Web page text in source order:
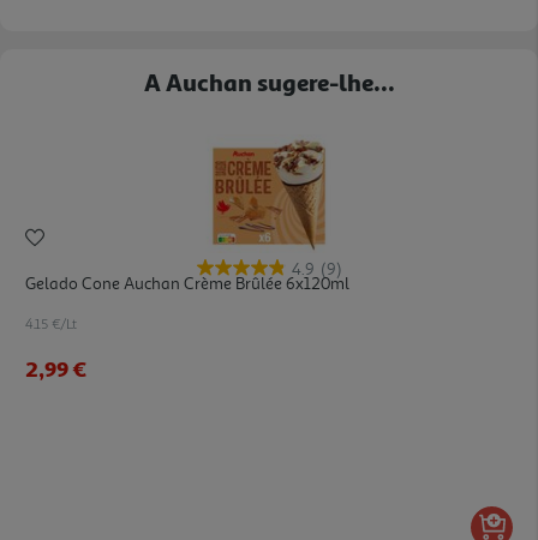
A Auchan sugere-lhe...
4.9 (9)
Gelado Cone Auchan Crème Brûlée 6x120ml
4.15 €/Lt
2,99 €